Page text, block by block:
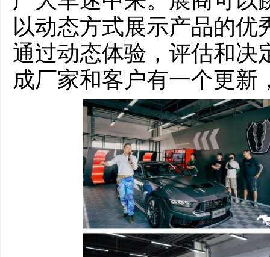
以动态方式展示产品的优
通过动态体验，评估和决
成厂家和客户有一个更新